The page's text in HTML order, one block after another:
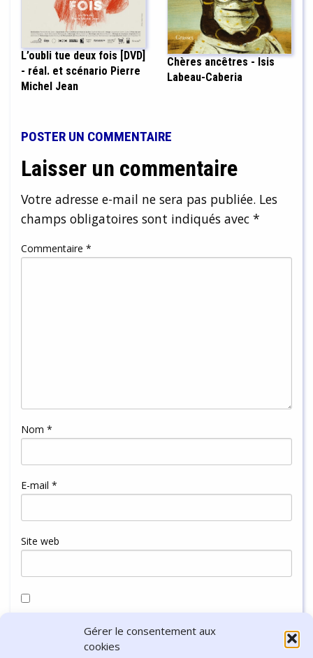
Gérer le consentement aux
cookies
L’oubli tue deux fois [DVD]
- réal. et scénario Pierre
Michel Jean
Chères ancêtres - Isis
Labeau-Caberia
POSTER UN COMMENTAIRE
Laisser un commentaire
Votre adresse e-mail ne sera pas publiée. Les
champs obligatoires sont indiqués avec *
Commentaire *
Nom *
E-mail *
Site web
navigateur pour mon prochain commentaire.